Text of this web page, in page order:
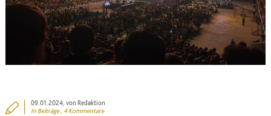
09.01.2024, von Redaktion
In Beiträge, 4 Kommentare